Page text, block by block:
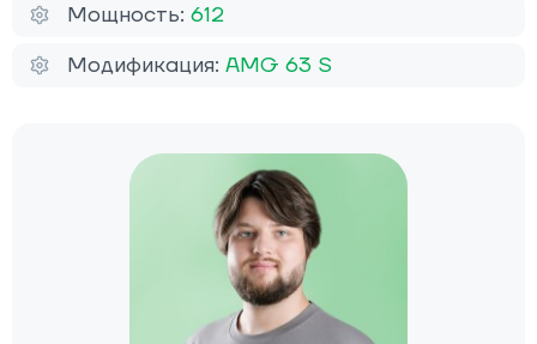
Мощность: 612
Модификация: AMG 63 S